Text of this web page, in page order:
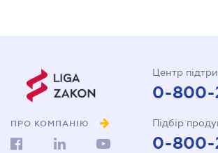
ПРО КОМПАНІЮ
Центр
0-800-
Підбір
0-800-